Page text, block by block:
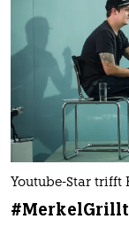
Youtube-Star trifft